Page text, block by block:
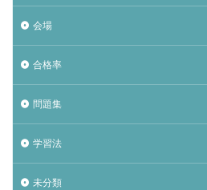
会場
合格率
問題集
学習法
未分類